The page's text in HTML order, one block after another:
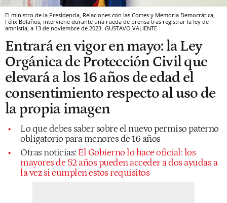
El ministro de la Presidencia, Relaciones con las Cortes y Memoria Democrática,
Félix Bolaños, interviene durante una rueda de prensa tras registrar la ley de
amnistía, a 13 de noviembre de 2023 GUSTAVO VALIENTE
Entrará en vigor en mayo: la Ley
Orgánica de Protección Civil que
elevará a los 16 años de edad el
consentimiento respecto al uso de
la propia imagen
Lo que debes saber sobre el nuevo permiso paterno
obligatorio para menores de 16 años
Otras noticias: El Gobierno lo hace oficial: los
mayores de 52 años pueden acceder a dos ayudas a
la vez si cumplen estos requisitos